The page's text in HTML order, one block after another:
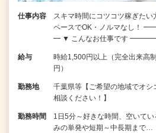
仕事内容
スキマ時間にコツコツ稼ぎた
ペースでOK・ノルマな
━ ▼ こんなお仕事です
給与
時給1,500円以上（完全出来高
円）
勤務地
千葉県等【ご希望の地域でオ
相談ください！】
勤務時間
1日5分～好きな時間、空いて
みの単発や短期～中長期まで…